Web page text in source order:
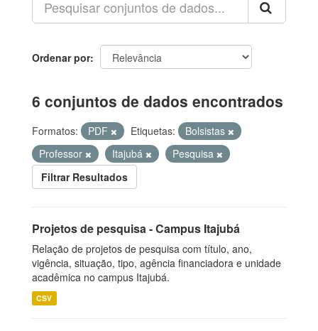
Ordenar por
6 conjuntos de dados encontrados
Formatos: PDF Etiquetas:
Bolsistas
Professor
Itajubá
Pesquisa
Filtrar Resultados
Projetos de pesquisa - Campus Itajubá
Relação de projetos de pesquisa com título, ano,
vigência, situação, tipo, agência financiadora e unidade
acadêmica no campus Itajubá.
CSV